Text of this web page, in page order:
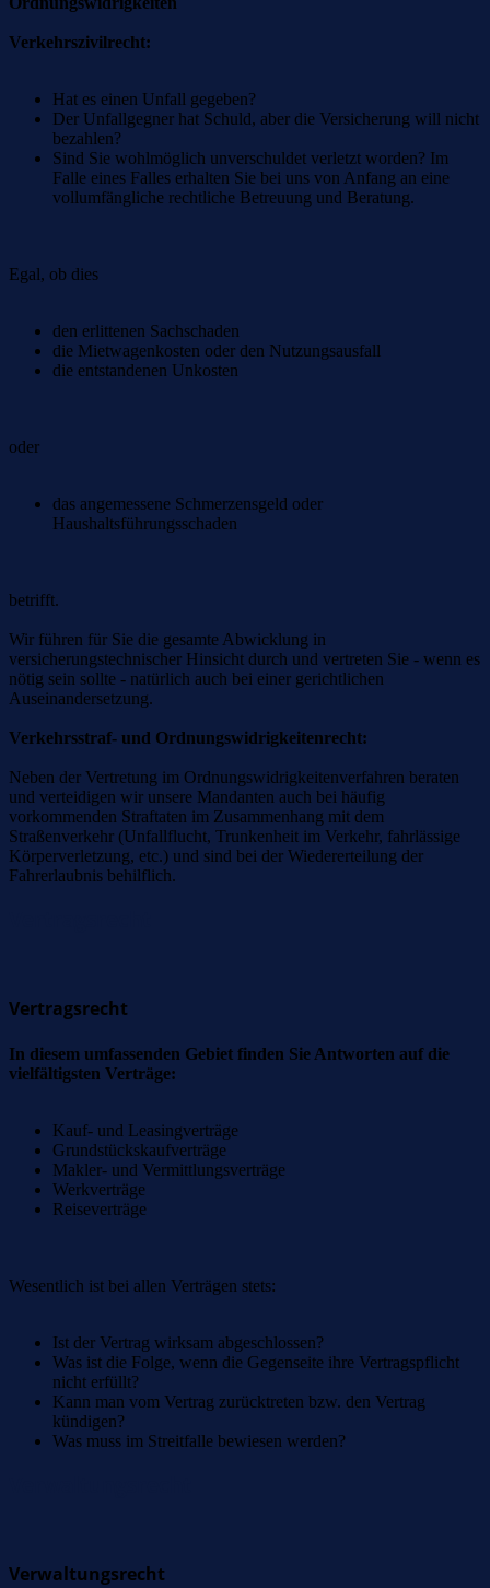
Verkehrszivilrecht:
Hat es einen Unfall gegeben?
Der Unfallgegner hat Schuld, aber die Versicherung will nicht
bezahlen?
Sind Sie wohlmöglich unverschuldet verletzt worden? Im
Falle eines Falles erhalten Sie bei uns von Anfang an eine
vollumfängliche rechtliche Betreuung und Beratung.
Egal, ob dies
den erlittenen Sachschaden
die Mietwagenkosten oder den Nutzungsausfall
die entstandenen Unkosten
oder
das angemessene Schmerzensgeld oder
Haushaltsführungsschaden
betrifft.
Wir führen für Sie die gesamte Abwicklung in
versicherungstechnischer Hinsicht durch und vertreten Sie - wenn es
nötig sein sollte - natürlich auch bei einer gerichtlichen
Auseinandersetzung.
Verkehrsstraf- und Ordnungswidrigkeitenrecht:
Neben der Vertretung im Ordnungswidrigkeitenverfahren beraten
und verteidigen wir unsere Mandanten auch bei häufig
vorkommenden Straftaten im Zusammenhang mit dem
Straßenverkehr (Unfallflucht, Trunkenheit im Verkehr, fahrlässige
Körperverletzung, etc.) und sind bei der Wiedererteilung der
Fahrerlaubnis behilflich.
Vertragsrecht
In diesem umfassenden Gebiet finden Sie Antworten auf die
vielfältigsten Verträge:
Kauf- und Leasingverträge
Grundstückskaufverträge
Makler- und Vermittlungsverträge
Werkverträge
Reiseverträge
Wesentlich ist bei allen Verträgen stets:
Ist der Vertrag wirksam abgeschlossen?
Was ist die Folge, wenn die Gegenseite ihre Vertragspflicht
nicht erfüllt?
Kann man vom Vertrag zurücktreten bzw. den Vertrag
kündigen?
Was muss im Streitfalle bewiesen werden?
Verwaltungsrecht